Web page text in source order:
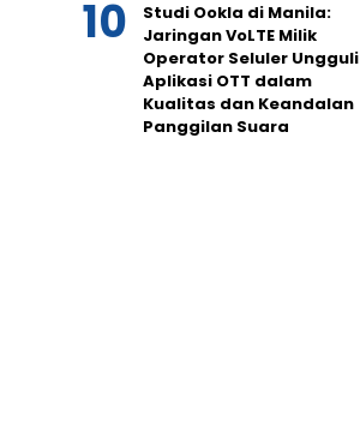
Studi Ookla di Manila:
Jaringan VoLTE Milik
Operator Seluler Ungguli
Aplikasi OTT dalam
Kualitas dan Keandalan
Panggilan Suara